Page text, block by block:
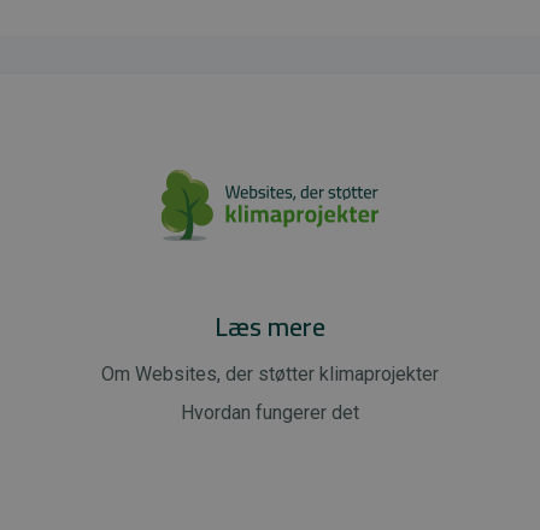
Læs mere
Om Websites, der støtter klimaprojekter
Hvordan fungerer det